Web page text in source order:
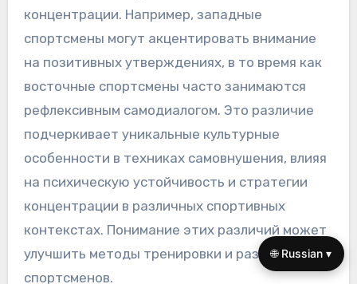
концентрации. Например, западные
спортсмены могут акцентировать внимание
на позитивных утверждениях, в то время как
восточные спортсмены часто занимаются
рефлексивным самодиалогом. Это различие
подчеркивает уникальные культурные
особенности в техниках самовнушения, влияя
на психическую устойчивость и стратегии
концентрации в различных спортивных
контекстах. Понимание этих различий может
улучшить методы тренировки и развитие
спортсменов.
🌐 Russian ▾